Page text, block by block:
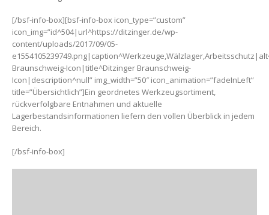
[/bsf-info-box][bsf-info-box icon_type=”custom”
icon_img=”id^504|url^https://ditzinger.de/wp-
content/uploads/2017/09/05-
Braunschweig-Icon|title^Ditzinger Braunschweig-
Icon|description^null” img_width=”50″ icon_animation=”fadeInLeft”
title=”Übersichtlich”]Ein geordnetes Werkzeugsortiment,
rückverfolgbare Entnahmen und aktuelle
Lagerbestandsinformationen liefern den vollen Überblick in jedem
Bereich.
[/bsf-info-box]